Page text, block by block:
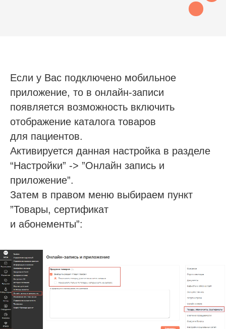
Если у Вас подключено мобильное
приложение, то в онлайн-записи
появляется возможность включить
отображение каталога товаров
для пациентов.
Активируется данная настройка в разделе
“Настройки” -> ”Онлайн запись и
приложение”.
Затем в правом меню выбираем пункт
”Товары, сертификат
и абонементы”: